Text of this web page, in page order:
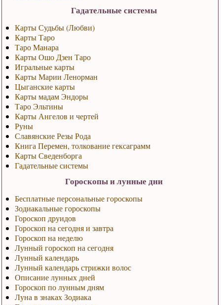
Гадательные системы
Карты Судьбы (Любви)
Карты Таро
Таро Манара
Карты Ошо Дзен Таро
Игральные карты
Карты Марии Ленорман
Цыганские карты
Карты мадам Эндоры
Таро Эльтины
Карты Ангелов и чертей
Руны
Славянские Резы Рода
Книга Перемен, толкование гексаграмм
Карты Сведенборга
Гадательные системы
Гороскопы и лунные дни
Бесплатные персональные гороскопы
Зодиакальные гороскопы
Гороскоп друидов
Гороскоп на сегодня и завтра
Гороскоп на неделю
Лунный гороскоп на сегодня
Лунный календарь
Лунный календарь стрижки волос
Описание лунных дней
Гороскоп по лунным дням
Луна в знаках Зодиака